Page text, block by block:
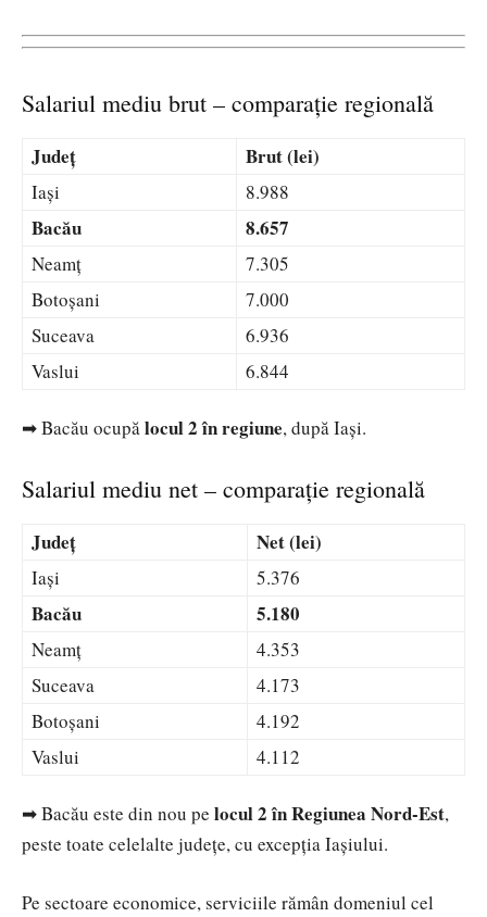
Salariul mediu brut – comparație regională
Județ Brut (lei)
Iași 8.988
Bacău 8.657
Neamț
7.305
Botoșani
7.000
Suceava
6.936
Vaslui
6.844
➡ Bacău ocupălocul 2 în regiune, după Iași.
Salariul mediu net – comparație regională
Județ Net (lei)
Iași 5.376
Bacău 5.180
Neamț
4.353
Suceava
4.173
Botoșani
4.192
Vaslui
4.112
➡ Bacău este din nou pe locul 2 în Regiunea Nord-Est,
peste toate celelalte județe, cu excepția Iașiului.
Pe sectoare economice, serviciile rămân domeniul cel